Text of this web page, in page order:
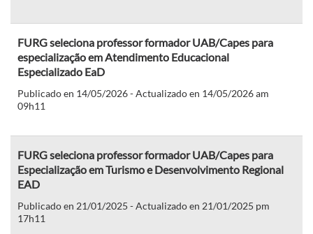
FURG seleciona professor formador UAB/Capes para
especialização em Atendimento Educacional
Especializado EaD
Publicado en 14/05/2026 - Actualizado en 14/05/2026 am
09h11
FURG seleciona professor formador UAB/Capes para
Especialização em Turismo e Desenvolvimento Regional
EAD
Publicado en 21/01/2025 - Actualizado en 21/01/2025 pm
17h11